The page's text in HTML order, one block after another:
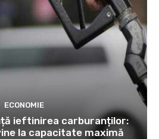
ECONOMIE
ieftinirea carburanților:
la capacitate maximă